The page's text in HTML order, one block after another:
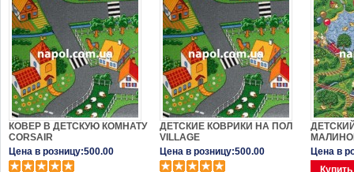
КОВЕР В ДЕТСКУЮ КОМНАТУ
CORSAIR
Цена в розницу:500.00
ДЕТСКИЕ КОВРИКИ НА ПОЛ
VILLAGE
Цена в розницу:500.00
Цена в
Купить